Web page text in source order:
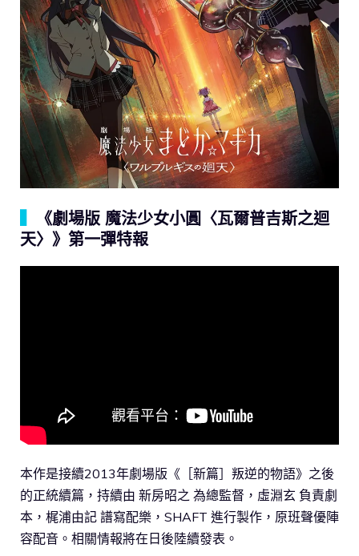
《劇場版 魔法少女小圓〈瓦爾普吉斯之迴
天〉》第一彈特報
本作是接續2013年劇場版《［新篇］叛逆的物語》之後
的正統續篇，持續由 新房昭之 為總監督，虛淵玄 負責劇
本，梶浦由記 譜寫配樂，SHAFT 進行製作，原班聲優陣
容配音。相關情報將在日後陸續發表。